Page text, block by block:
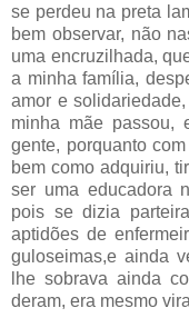
se perdeu na preta
bem observar, não
uma encruzilhada,
a minha família,
amor e
minha mãe passou,
gente, porquanto
bem como adquiriu,
ser uma educadora
pois se dizia
aptidões de
guloseimas,e ainda
lhe sobrava ainda
deram, era mesmo